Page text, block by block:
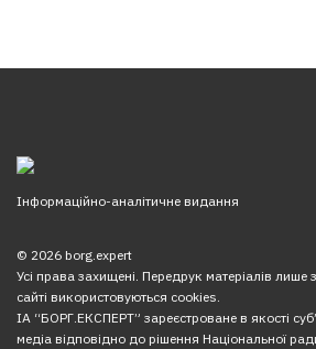
Інформаційно-аналітичне видання
© 2026 borg.expert
Усі права захищені. Передрук матеріалів лише
сайті використовуються cookies.
ІА “БОРГ.ЕКСПЕРТ” зареєстроване в якості
медіа відповідно до рішення Національної